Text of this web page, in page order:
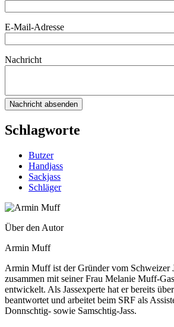
E-Mail-Adresse
Nachricht
Schlagworte
Butzer
Handjass
Sackjass
Schläger
Über den Autor
Armin Muff
Armin Muff ist der Gründer vom Schweizer
zusammen mit seiner Frau Melanie Muff-
entwickelt. Als Jassexperte hat er bereits
beantwortet und arbeitet beim SRF als
Donnschtig- sowie Samschtig-Jass.